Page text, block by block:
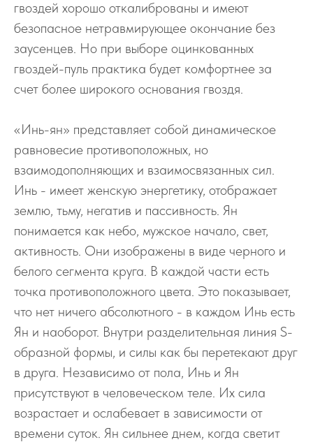
гвоздей хорошо откалиброваны и имеют
безопасное нетравмирующее окончание без
заусенцев. Но при выборе оцинкованных
гвоздей-пуль практика будет комфортнее за
счет более широкого основания гвоздя.
«Инь-ян» представляет собой динамическое
равновесие противоположных, но
взаимодополняющих и взаимосвязанных сил.
Инь - имеет женскую энергетику, отображает
землю, тьму, негатив и пассивность. Ян
понимается как небо, мужское начало, свет,
активность. Они изображены в виде черного и
белого сегмента круга. В каждой части есть
точка противоположного цвета. Это показывает,
что нет ничего абсолютного - в каждом Инь есть
Ян и наоборот. Внутри разделительная линия S-
образной формы, и силы как бы перетекают друг
в друга. Независимо от пола, Инь и Ян
присутствуют в человеческом теле. Их сила
возрастает и ослабевает в зависимости от
времени суток. Ян сильнее днем, когда светит